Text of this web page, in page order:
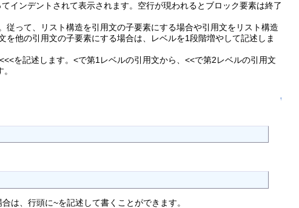
インデントされて表示されます。空行が現われるとブロック要素は終了
って、リスト構造を引用文の子要素にする場合や引用文をリスト構造
他の引用文の子要素にする場合は、レベルを1段階増やして記述しま
を記述します。<で第1レベルの引用文から、<<で第2レベルの引用文
↑
は、行頭に~を記述して書くことができます。